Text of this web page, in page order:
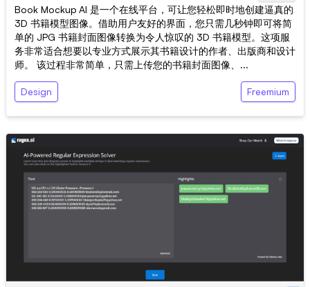
Book Mockup AI 是一个在线平台，可让您轻松即时地创建逼真的
3D 书籍模型图像。借助用户友好的界面，您只需几秒钟即可将简
单的 JPG 书籍封面图像转换为令人惊叹的 3D 书籍模型。这项服
务非常适合想要以专业方式展示其书籍设计的作者、出版商和设计
师。 该过程非常简单，只需上传您的书籍封面图像、...
Design Freemium